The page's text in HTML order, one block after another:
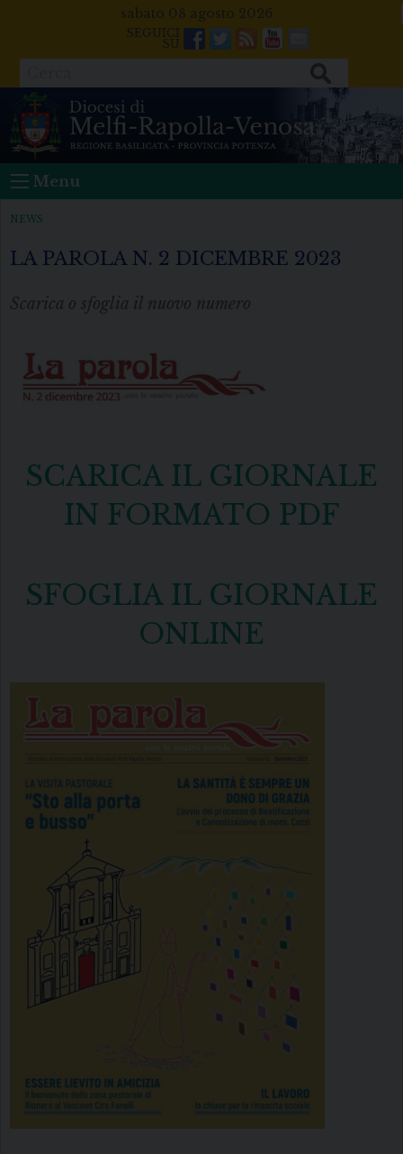
sabato 08 agosto 2026
Facebook
Twitter
FeedsYoutube
Mail
Menu
NEWS
LA PAROLA N. 2 DICEMBRE 2023
Scarica o sfoglia il nuovo numero
SCARICA IL GIORNALE
IN FORMATO PDF
SFOGLIA IL GIORNALE
ONLINE